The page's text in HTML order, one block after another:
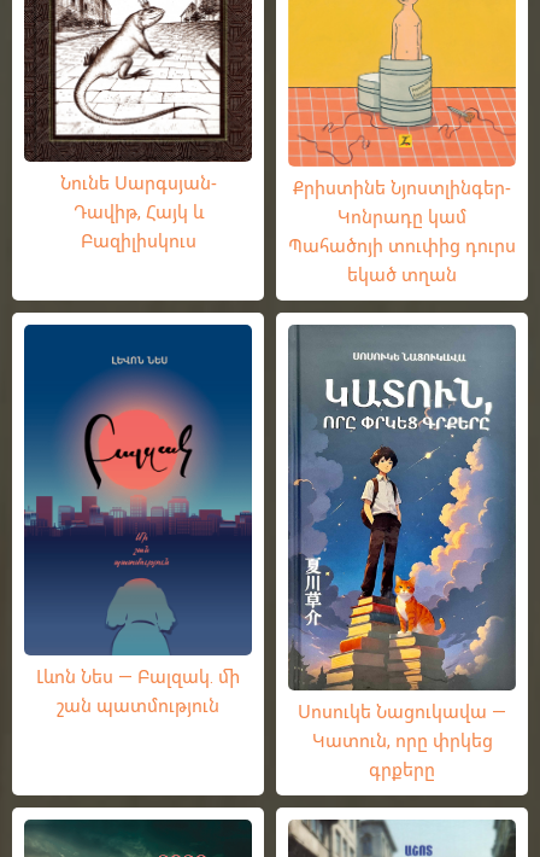
Նունե Սարգսյան-
Դավիթ, Հայկ և
Բազիլիսկուս
Քրիստինե Նյոստլինգեր-
Կոնրադը կամ
Պահածոյի տուփից դուրս
եկած տղան
Լևոն Նես — Բալզակ. մի
շան պատմություն
Սոսուկե Նացուկավա —
Կատուն, որը փրկեց
գրքերը